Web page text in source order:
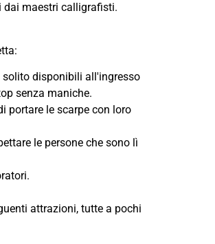
dai maestri calligrafisti.
solito disponibili all'ingresso
senza maniche.
portare le scarpe con loro
le persone che sono lì
attrazioni, tutte a pochi